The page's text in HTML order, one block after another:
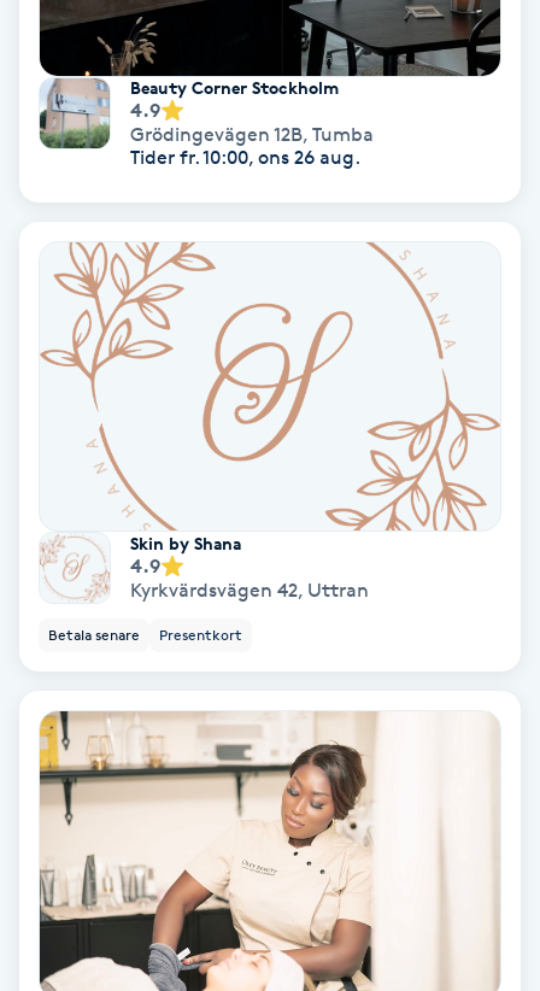
Eyeliner-tatuering
Faceliftmassage
Fet hårbotten
Fettreducering
Fibromassage
Fotmassage
Fotsvamp
Fotvård
Fransar
Fransfärgning
Fransförlängning
Beauty Corner Stockholm
4.9
Grödingevägen 12B, Tumba
Tider fr. 10:00, ons 26 aug.
Skin by Shana
4.9
Kyrkvärdsvägen 42, Uttran
Betala senare Presentkort